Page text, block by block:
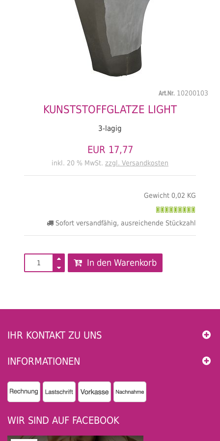
Art.Nr. 10200103
KUNSTSTOFFGLATZE LIGHT
3-lagig
EUR 17,77
inkl. 20 % MwSt. zzgl. Versandkosten
Gewicht 0,02 KG
Sofort versandfähig, ausreichende Stückzahl
In den Warenkorb
IHR KONTAKT ZU UNS
INFORMATIONEN
WIR SIND AUF FACEBOOK